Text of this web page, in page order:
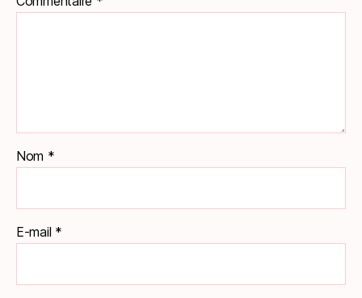
Nom *
E-mail *